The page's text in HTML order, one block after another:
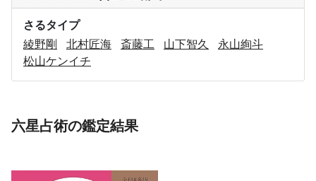
さるタイプ
綾野剛
北村匠海 斎藤工 山下智久
永山絢斗
松山ケンイチ
六星占術の鑑定結果